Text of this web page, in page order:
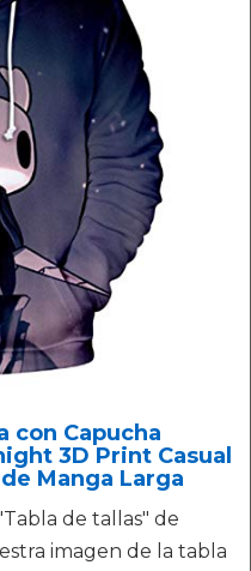
con Capucha
3D Print Casual
Manga Larga
de tallas" de
imagen de la tabla